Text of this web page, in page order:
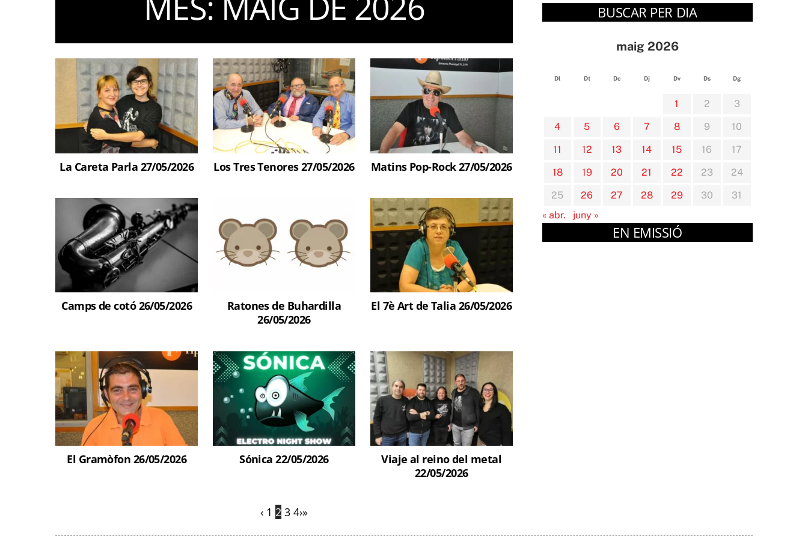
La Careta Parla 27/05/2026 Los Tres Tenores 27/05/2026 Matins Pop-Rock 27/05/2026
Camps de cotó 26/05/2026
Ratones de Buhardilla
26/05/2026
El 7è Art de Talia 26/05/2026
El Gramòfon 26/05/2026 Sónica 22/05/2026
Viaje al reino del metal
22/05/2026
‹ 1 2 3 4›»
BUSCAR PER DIA
maig 2026
Dl Dt Dc Dj Dv Ds Dg
1 2
3
4
5 6 7 8 9
10
11
12 13 14 15 16
17
18
19 20 21 22 23
24
25
26 27 28 29 30
31
« abr.
juny »
EN EMISSIÓ